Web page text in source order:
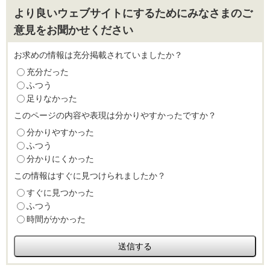
より良いウェブサイトにするためにみなさまのご
意見をお聞かせください
お求めの情報は充分掲載されていましたか？
充分だった
ふつう
足りなかった
このページの内容や表現は分かりやすかったですか？
分かりやすかった
ふつう
分かりにくかった
この情報はすぐに見つけられましたか？
すぐに見つかった
ふつう
時間がかかった